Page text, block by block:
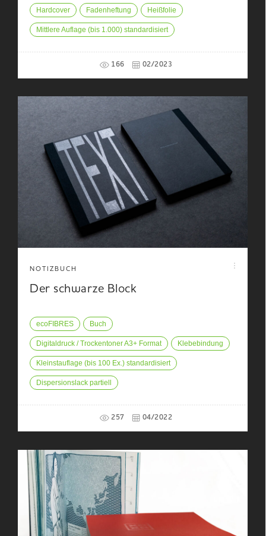
Hardcover Fadenheftung Heißfolie
Mittlere Auflage (bis 1.000) standardisiert
166 02/2023
NOTIZBUCH
Der schwarze Block
ecoFIBRES Buch
Digitaldruck / Trockentoner A3+ Format Klebebindung
Kleinstauflage (bis 100 Ex.) standardisiert
Dispersionslack partiell
257 04/2022